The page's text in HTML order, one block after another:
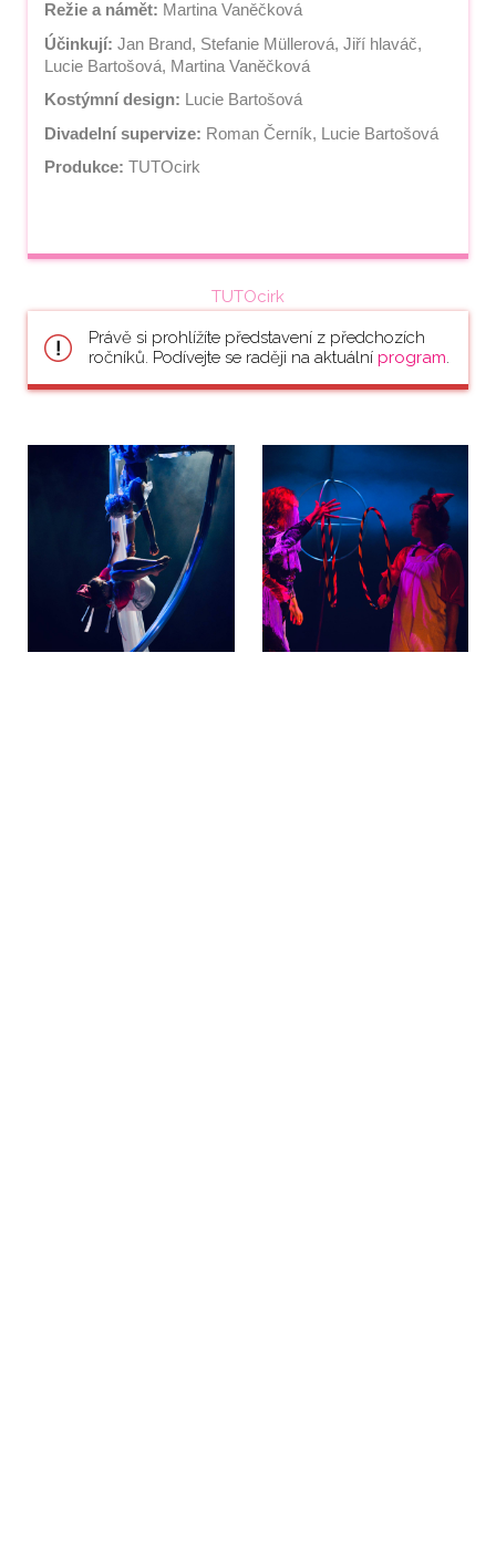
Režie a námět: Martina Vaněčková
Účinkují: Jan Brand, Stefanie Müllerová, Jiří hlaváč,
Lucie Bartošová, Martina Vaněčková
Kostýmní design: Lucie Bartošová
Divadelní supervize: Roman Černík, Lucie Bartošová
Produkce: TUTOcirk
TUTOcirk
Právě si prohlížíte představení z předchozích
ročníků. Podívejte se raději na aktuální program.